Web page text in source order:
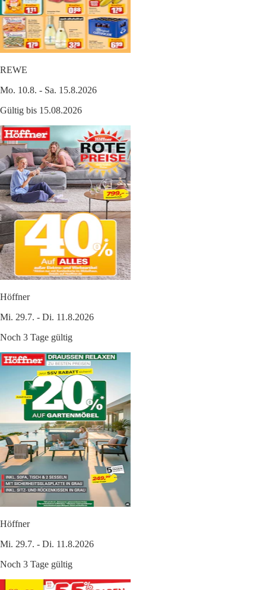
REWE
Mo. 10.8. - Sa. 15.8.2026
Gültig bis 15.08.2026
Höffner
Mi. 29.7. - Di. 11.8.2026
Noch 3 Tage gültig
Höffner
Mi. 29.7. - Di. 11.8.2026
Noch 3 Tage gültig